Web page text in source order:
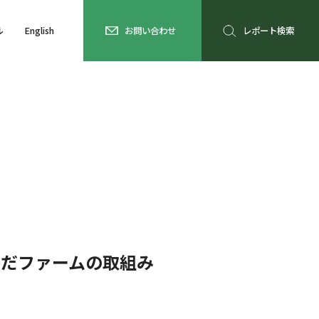
English お問い合わせ レポート検索
ファームの取組み